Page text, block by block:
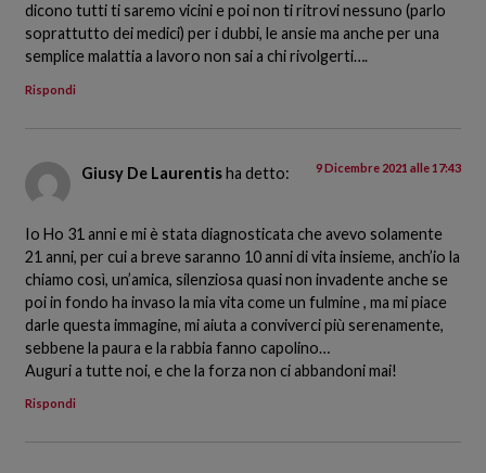
dicono tutti ti saremo vicini e poi non ti ritrovi nessuno (parlo
soprattutto dei medici) per i dubbi, le ansie ma anche per una
semplice malattia a lavoro non sai a chi rivolgerti….
Rispondi
Giusy De Laurentis ha detto: 9 Dicembre 2021 alle 17:43
Io Ho 31 anni e mi è stata diagnosticata che avevo solamente
21 anni, per cui a breve saranno 10 anni di vita insieme, anch’io la
chiamo così, un’amica, silenziosa quasi non invadente anche se
poi in fondo ha invaso la mia vita come un fulmine , ma mi piace
darle questa immagine, mi aiuta a conviverci più serenamente,
sebbene la paura e la rabbia fanno capolino…
Auguri a tutte noi, e che la forza non ci abbandoni mai!
Rispondi